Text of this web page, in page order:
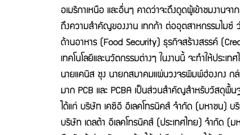
อเมริกาเหนือ และอื่นๆ คาดว่าจะดึงดูดผู้เข้าชมงาน
ถึงความสำคัญของงาน เทกก้า ต่ออุตสาหกรรมไมซ์
ด้านอาหาร (Food Security) ธุรกิจสร้างสรรค์
เทคโนโลยีและนวัตกรรมต่างๆ ในงานนี้ จะทำให้ประ
นายแคนิส ชุง นายกสมาคมแผ่นวงจรพิมพ์ฮ่องกง กล่า
มาก PCB และ PCBA เป็นส่วนสำคัญสำหรับวัสดุ
ได้แก่ บริษัท เคซีอี อีเลคโทรนิคส์ จำกัด (มหาชน) บ
บริษัท เดลต้า อีเลคโทรนิคส์ (ประเทศไทย) จำกัด (